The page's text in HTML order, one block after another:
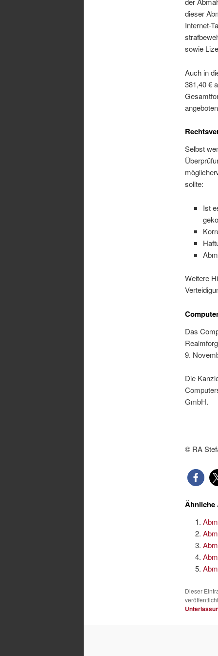
dieser
Internet-
sowie
Auch in
381,40 €
Selbst
sollte:
Ist
Weitere
Das
9.
Die
GmbH.
© RA
Ähnliche
Dieser